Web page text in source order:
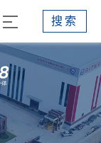
搜索